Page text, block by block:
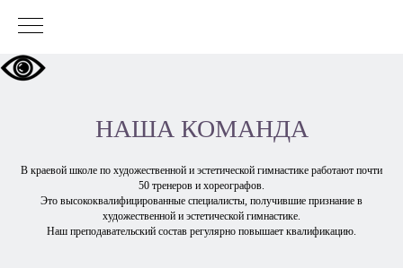
НАША КОМАНДА
В краевой школе по художественной и эстетической гимнастике работают почти
50 тренеров и хореографов.
Это высококвалифицированные специалисты, получившие признание в
художественной и эстетической гимнастике.
Наш преподавательский состав регулярно повышает квалификацию.